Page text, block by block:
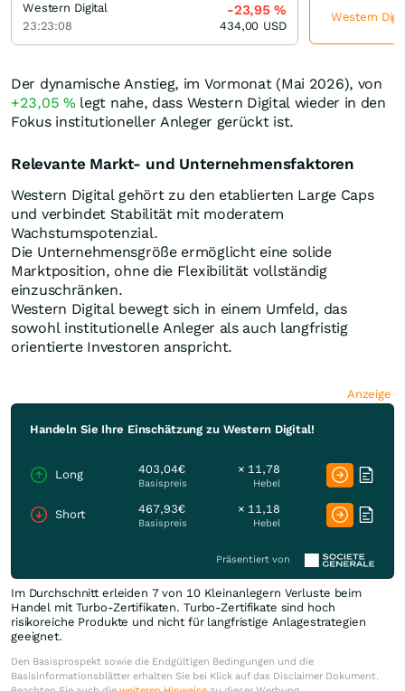
Der dynamische Anstieg, im Vormonat (Mai 2026), von
+23,05 % legt nahe, dass Western Digital wieder in den
Fokus institutioneller Anleger gerückt ist.
Relevante Markt- und Unternehmensfaktoren
Western Digital gehört zu den etablierten Large Caps
und verbindet Stabilität mit moderatem
Wachstumspotenzial.
Die Unternehmensgröße ermöglicht eine solide
Marktposition, ohne die Flexibilität vollständig
einzuschränken.
Western Digital bewegt sich in einem Umfeld, das
sowohl institutionelle Anleger als auch langfristig
orientierte Investoren anspricht.
Anzeige
Handeln Sie Ihre Einschätzung zu Western Digital!
Long 403,04€
Basispreis
× 11,78
Hebel
Short 467,93€
Basispreis
× 11,18
Hebel
Präsentiert von
Im Durchschnitt erleiden 7 von 10 Kleinanlegern Verluste beim
Handel mit Turbo-Zertifikaten. Turbo-Zertifikate sind hoch
risikoreiche Produkte und nicht für langfristige Anlagestrategien
geeignet.
Den Basisprospekt sowie die Endgültigen Bedingungen und die
Basisinformationsblätter erhalten Sie bei Klick auf das Disclaimer Dokument.
Western Digital
23:23:08
-23,95%
434,00 USD
Western